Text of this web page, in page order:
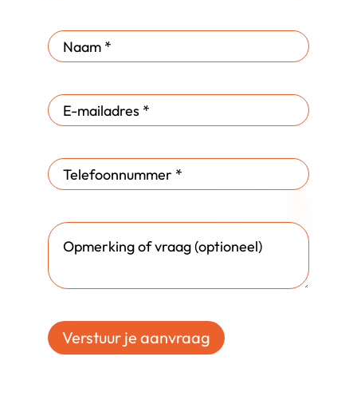
Verstuur je aanvraag